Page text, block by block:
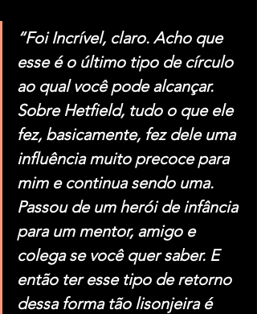
“Foi Incrível, claro. Acho que
esse é o último tipo de círculo
ao qual você pode alcançar.
Sobre Hetfield, tudo o que ele
fez, basicamente, fez dele uma
influência muito precoce para
mim e continua sendo uma.
Passou de um herói de infância
para um mentor, amigo e
colega se você quer saber. E
então ter esse tipo de retorno
dessa forma tão lisonjeira é